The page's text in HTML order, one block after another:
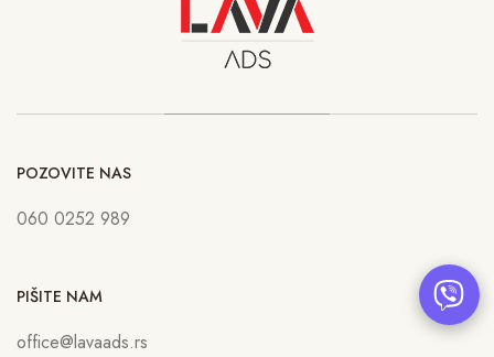
POZOVITE NAS
060 0252 989
PIŠITE NAM
office@lavaads.rs